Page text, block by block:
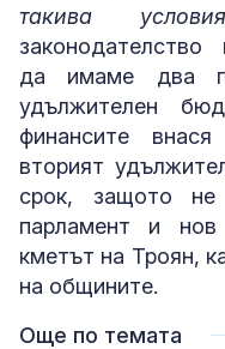
такива
законодателство
да имаме два
удължителен
финансите
вторият
срок, защото
парламент и
кметът на Троян,
на общините.
Още по темата